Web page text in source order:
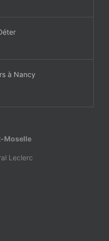
à Nancy
Moselle
Leclerc